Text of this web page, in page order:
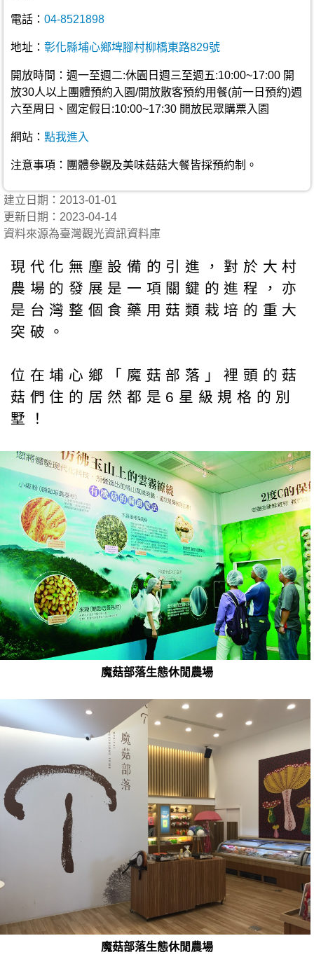
電話： 04-8521898
地址： 彰化縣埔心鄉埤腳村柳橋東路829號
開放時間：週一至週二:休園日週三至週五:10:00~17:00 開
放30人以上團體預約入園/開放散客預約用餐(前一日預約)週
六至周日、國定假日:10:00~17:30 開放民眾購票入園
網站： 點我進入
注意事項：團體參觀及美味菇菇大餐皆採預約制。
建立日期：2013-01-01
更新日期：2023-04-14
資料來源為臺灣觀光資訊資料庫
現代化無塵設備的引進，對於大村
農場的發展是一項關鍵的進程，亦
是台灣整個食藥用菇類栽培的重大
突破。
位在埔心鄉「魔菇部落」裡頭的菇
菇們住的居然都是6星級規格的別
墅！
魔菇部落生態休閒農場
魔菇部落生態休閒農場